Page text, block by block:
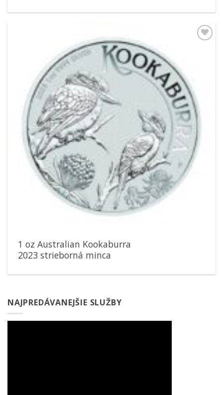
1 oz Australian Kookaburra
2023 strieborná minca
NAJPREDÁVANEJŠIE SLUŽBY